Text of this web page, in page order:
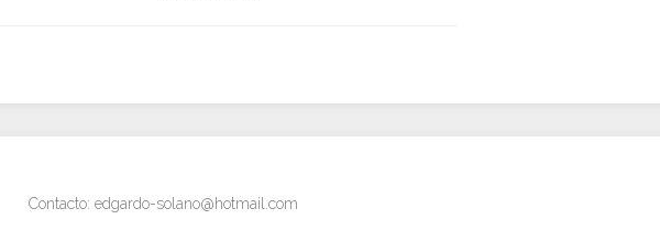
Contacto: edgardo-solano@hotmail.com